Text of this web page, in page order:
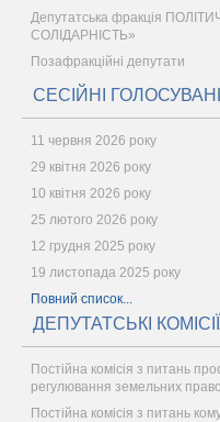
Депутатська фракція
СОЛІДАРНІСТЬ»
Позафракційні депутати
СЕСІЙНІ
11 червня 2026 року
29 квітня 2026 року
10 квітня 2026 року
25 лютого 2026 року
12 грудня 2025 року
19 листопада 2025 року
Повний список...
ДЕПУТАТСЬКІ КОМІСІЇ
Постійна комісія з питань
регулювання земельних
Постійна комісія з питань